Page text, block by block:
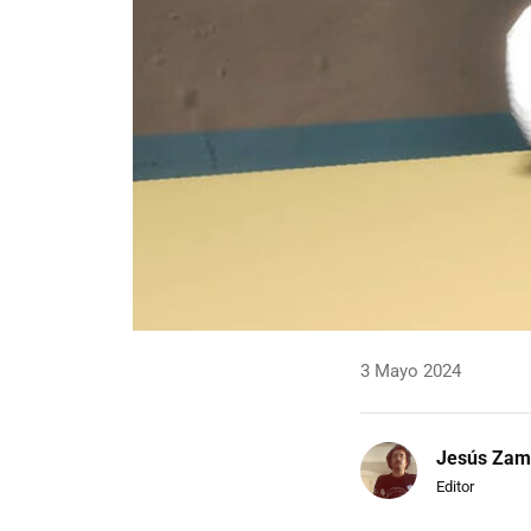
3 Mayo 2024
Jesús
Editor